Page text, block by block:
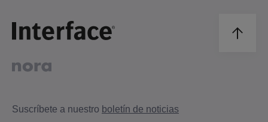
Suscríbete a nuestro boletín de noticias